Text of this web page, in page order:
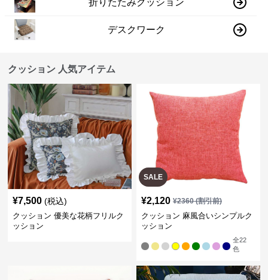
デスクワーク
クッション 人気アイテム
¥7,500 (税込)
クッション 優美な花柄フリルク
ッション
SALE
¥2,120 ¥2360(割引前)
クッション 麻風合いシンプルク
ッション
全22
色